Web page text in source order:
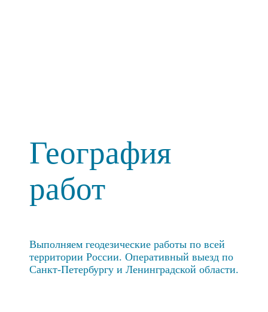
География
работ
Выполняем геодезические работы по всей
территории России. Оперативный выезд по
Санкт-Петербургу и Ленинградской области.